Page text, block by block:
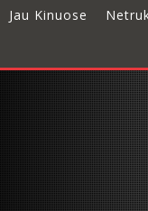
Jau Kinuose